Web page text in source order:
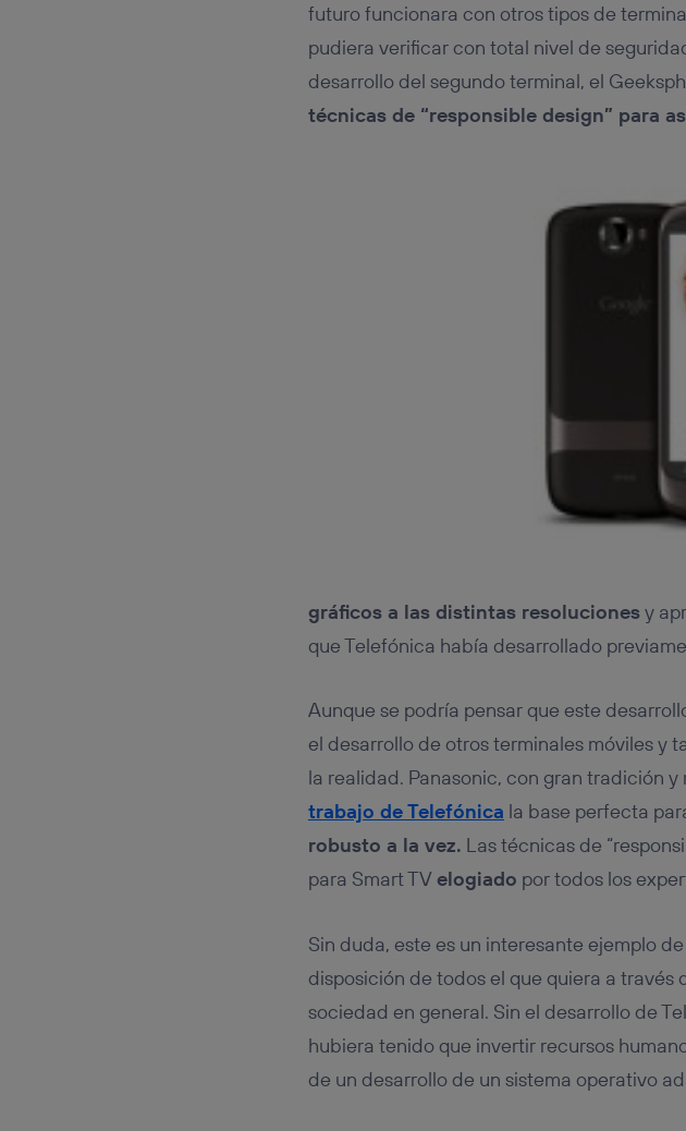
futuro funcionara con otros tipos de
pudiera verificar con total nivel de
desarrollo del segundo terminal, el
técnicas de “responsible design” para
gráficos a las distintas resolucionesy
que Telefónica había desarrollado
Aunque se podría pensar que este
el desarrollo de otros terminales móviles y
la realidad. Panasonic, con gran tradición
trabajo de Telefónica la base perfecta
robusto a la vez. Las técnicas de
para Smart TVelogiado por todos los
Sin duda, este es un interesante ejemplo
disposición de todos el que quiera a
sociedad en general. Sin el desarrollo de
hubiera tenido que invertir recursos
de un desarrollo de un sistema operativo